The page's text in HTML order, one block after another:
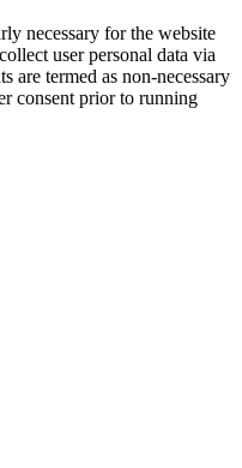
necessary for the website
user personal data via
are termed as non-necessary
consent prior to running